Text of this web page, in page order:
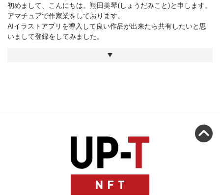
初めまして、こんにちは。翔田美琴(しょうだみこと)と申します。
アマチュアで作家業をしております。
AIイラストアプリを導入して良い作品が出来たら共有したいと思
いまして登録をしてみました。
すがやってみようと思っております。